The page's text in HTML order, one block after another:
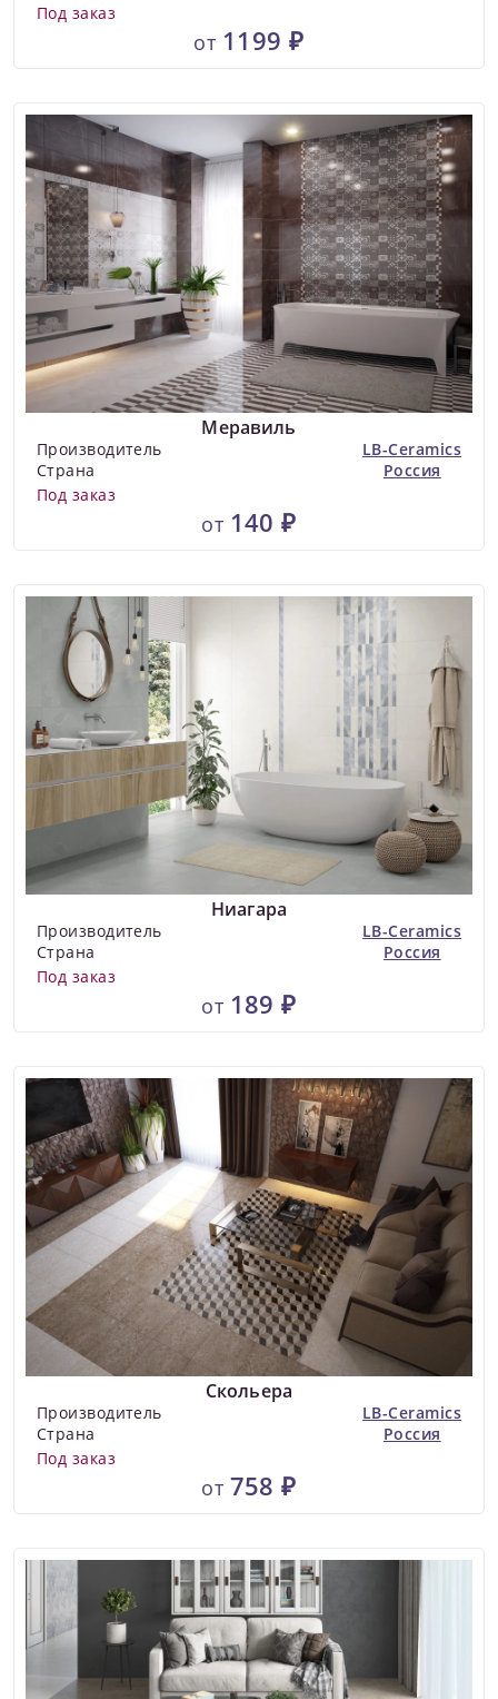
Под заказ
от 1199 ₽
Меравиль
Производитель
LB-Ceramics
Страна
Россия
Под заказ
от 140 ₽
Ниагара
Производитель
LB-Ceramics
Страна
Россия
Под заказ
от 189 ₽
Скольера
Производитель
LB-Ceramics
Страна
Россия
Под заказ
от 758 ₽